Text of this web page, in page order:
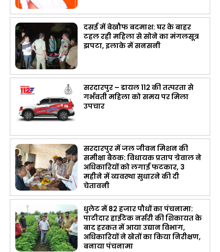
दसई में बेखौफ बदमाश: घर के बाहर
टहल रही महिला से सोने का मंगलसूत्र
झपटा, इलाके में सनसनी
सरदारपुर – डायल 112 की तत्परता से
गर्भवती महिला को समय पर मिला
उपचार
सरदारपुर में जल जीवन मिशन की
समीक्षा बैठक: विधायक प्रताप ग्रेवाल ने
अधिकारियों को लगाई फटकार, 3
महीने में व्यवस्था सुधारने की दी
चेतावनी
धुलेट में 82 हजार पौधों का पंचनामा:
पाटीदार हाईटेक नर्सरी की शिकायत के
बाद हरकत में आया उद्यान विभाग,
अधिकारियों ने खेतों का किया निरीक्षण,
बनाया पंचनामा